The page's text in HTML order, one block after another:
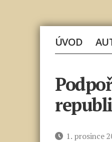
ÚVOD
Datum1. prosince